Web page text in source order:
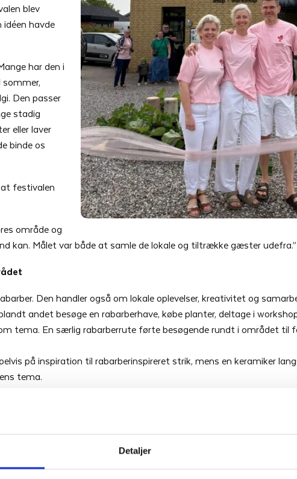
Detaljer
blev
havde
har den i
Den passer
stadig
eller laver
binde os
festivalen
område og
kan. Målet var både at samle de lokale og tiltrække gæster udefra.”
Den handler også om lokale oplevelser, kreativitet og
andet besøge en rabarberhave, købe planter, deltage i
tema. En særlig rabarberrute førte besøgende rundt i området til
på inspiration til rabarberinspireret strik, mens en keramiker
tema.
men i alt var omkring 25-30 frivillige involveret i at få
brug for endnu flere hænder næste år,” siger Christina.
initiativ